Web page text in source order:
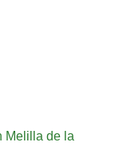
Melilla de la